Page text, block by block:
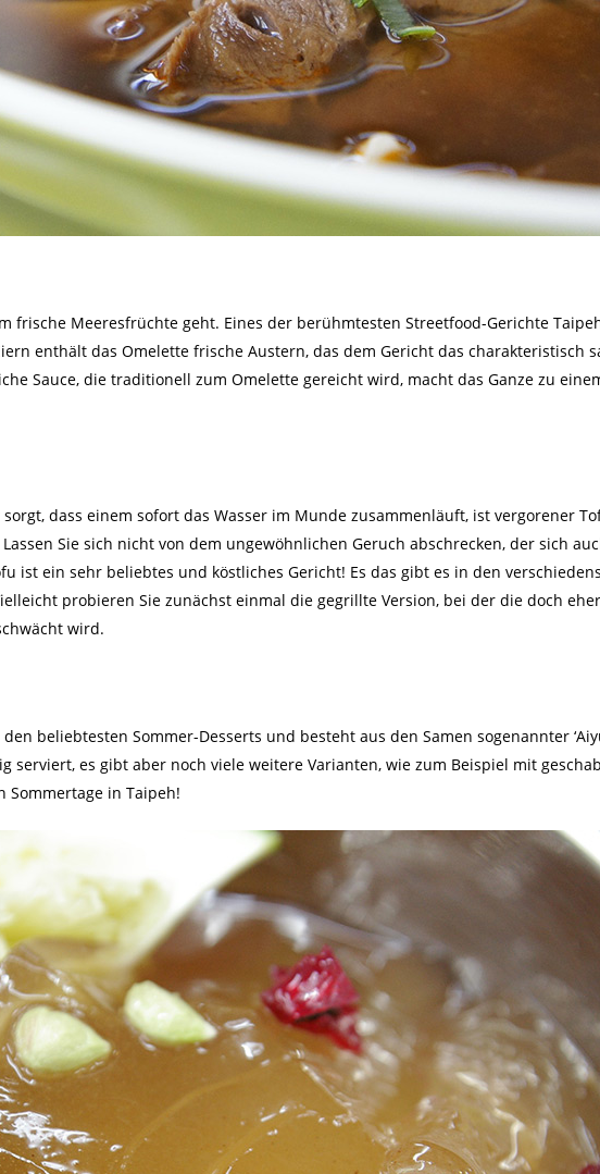
frische Meeresfrüchte geht. Eines der berühmtesten Streetfood-Gerichte
enthält das Omelette frische Austern, das dem Gericht das charakteristisch
Sauce, die traditionell zum Omelette gereicht wird, macht das Ganze zu
dass einem sofort das Wasser im Munde zusammenläuft, ist vergorener
Sie sich nicht von dem ungewöhnlichen Geruch abschrecken, der sich
ist ein sehr beliebtes und köstliches Gericht! Es das gibt es in den
probieren Sie zunächst einmal die gegrillte Version, bei der die doch eher
wird.
beliebtesten Sommer-Desserts und besteht aus den Samen sogenannter
es gibt aber noch viele weitere Varianten, wie zum Beispiel mit
in Taipeh!